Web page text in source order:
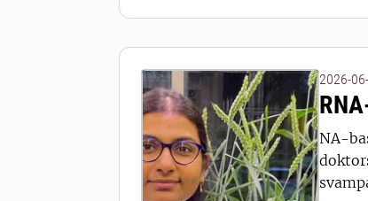
2026-
NA-